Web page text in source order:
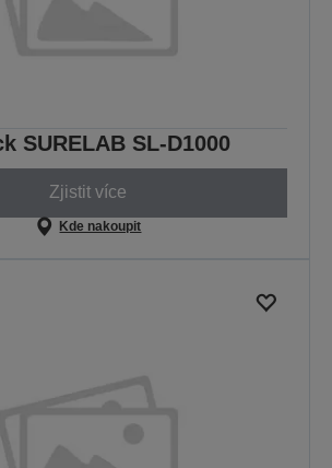
SURELAB SL-D1000
Zjistit více
Kde nakoupit